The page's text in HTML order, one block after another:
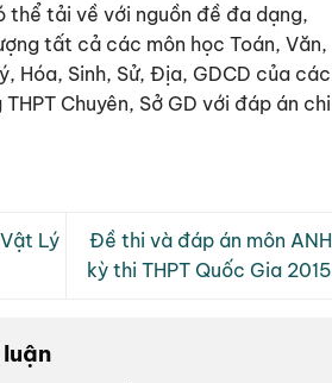
thể tải về với nguồn đề đa dạng,
tất cả các môn học Toán, Văn,
Hóa, Sinh, Sử, Địa, GDCD của các
Chuyên, Sở GD với đáp án chi
Lý
Đề thi và đáp án môn ANH
kỳ thi THPT Quốc Gia 2015